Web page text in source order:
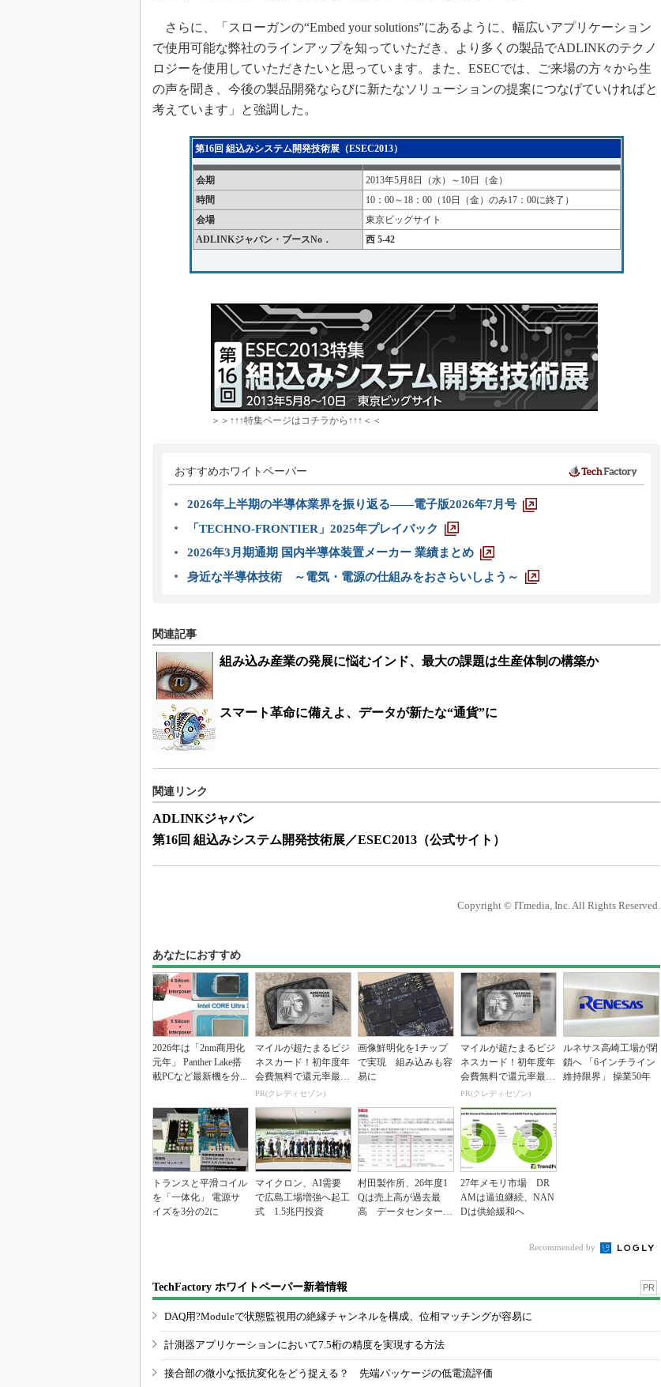
さらに、「スローガンの“Embed your solutions”にあるように、幅広いアプリケーション
で使用可能な弊社のラインアップを知っていただき、より多くの製品でADLINKのテクノ
ロジーを使用していただきたいと思っています。また、ESECでは、ご来場の方々から生
の声を聞き、今後の製品開発ならびに新たなソリューションの提案につなげていければと
考えています」と強調した。
第16回 組込みシステム開発技術展（ESEC2013）
会期
2013年5月8日（水）～10日（金）
時間
10：00～18：00（10日（金）のみ17：00に終了）
会場
東京ビッグサイト
ADLINKジャパン・ブースNo．
西 5-42
＞＞↑↑↑特集ページはコチラから↑↑↑＜＜
おすすめホワイトペーパー
2026年上半期の半導体業界を振り返る――電子版2026年7月号
「TECHNO-FRONTIER」2025年プレイバック
2026年3月期通期 国内半導体装置メーカー 業績まとめ
身近な半導体技術 ～電気・電源の仕組みをおさらいしよう～
関連記事
組み込み産業の発展に悩むインド、最大の課題は生産体制の構築か
スマート革命に備えよ、データが新たな“通貨”に
関連リンク
ADLINKジャパン
第16回 組込みシステム開発技術展／ESEC2013（公式サイト）
Copyright © ITmedia, Inc. All Rights Reserved.
あなたにおすすめ
2026年は「2nm商用化
元年」 Panther Lake搭
載PCなど最新機を分...
マイルが超たまるビジ
ネスカード！初年度年
会費無料で還元率最大
1.125%
PR(クレディセゾン)
画像鮮明化を1チップ
で実現 組み込みも容
易に
マイルが超たまるビジ
ネスカード！初年度年
会費無料で還元率最大
1.125%
PR(クレディセゾン)
ルネサス高崎工場が閉
鎖へ 「6インチライン
維持限界」 操業50年
トランスと平滑コイル
を「一体化」 電源サ
イズを3分の2に
マイクロン、AI需要
で広島工場増強へ起工
式 1.5兆円投資
村田製作所、26年度1
Qは売上高が過去最
高 データセンター関
27年メモリ市場 DR
AMは逼迫継続、NAN
Dは供給緩和へ
Recommended by
TechFactory ホワイトペーパー新着情報 PR
DAQ用?Moduleで状態監視用の絶縁チャンネルを構成、位相マッチングが容易に
計測器アプリケーションにおいて7.5桁の精度を実現する方法
接合部の微小な抵抗変化をどう捉える？ 先端パッケージの低電流評価